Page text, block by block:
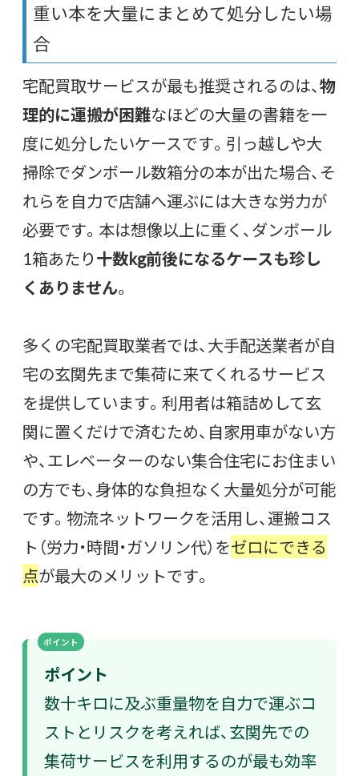
重い本を大量にまとめて処分したい場
合
宅配買取サービスが最も推奨されるのは、物
理的に運搬が困難なほどの大量の書籍を一
度に処分したいケースです。引っ越しや大
掃除でダンボール数箱分の本が出た場合、そ
れらを自力で店舗へ運ぶには大きな労力が
必要です。本は想像以上に重く、ダンボール
1箱あたり十数kg前後になるケースも珍し
くありません。
多くの宅配買取業者では、大手配送業者が自
宅の玄関先まで集荷に来てくれるサービス
を提供しています。利用者は箱詰めして玄
関に置くだけで済むため、自家用車がない方
や、エレベーターのない集合住宅にお住まい
の方でも、身体的な負担なく大量処分が可能
です。物流ネットワークを活用し、運搬コス
ト（労力・時間・ガソリン代）をゼロにできる
点が最大のメリットです。
ポイント
ポイント
数十キロに及ぶ重量物を自力で運ぶコ
ストとリスクを考えれば、玄関先での
集荷サービスを利用するのが最も効率